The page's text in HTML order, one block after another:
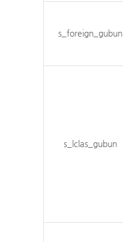
s_foreign_gubun
s_lclas_gubun